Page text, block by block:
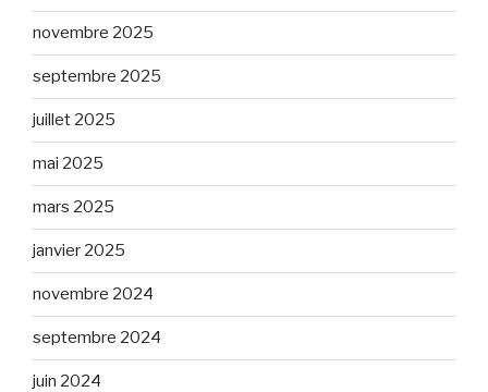
novembre 2025
septembre 2025
juillet 2025
mai 2025
mars 2025
janvier 2025
novembre 2024
septembre 2024
juin 2024